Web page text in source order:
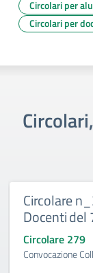
Circolari per
Circolari per
Circolare
Docenti del
Circolare 279
Convocazione